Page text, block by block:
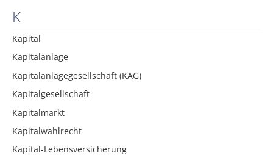
K
Kapital
Kapitalanlage
Kapitalanlagegesellschaft (KAG)
Kapitalgesellschaft
Kapitalmarkt
Kapitalwahlrecht
Kapital-Lebensversicherung